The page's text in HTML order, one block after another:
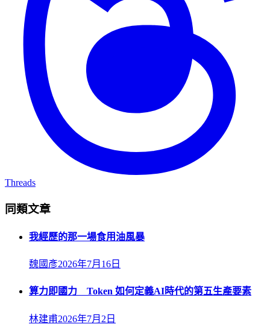
Threads
同類文章
我經歷的那一場食用油風暴
魏國彥2026年7月16日
算力即國力 Token 如何定義AI時代的第五生產要素
林建甫2026年7月2日